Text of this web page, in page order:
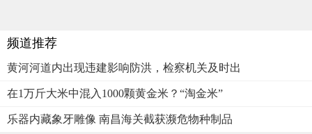
频道推荐
黄河河道内出现违建影响防洪，检察机关及时出
在1万斤大米中混入1000颗黄金米？“淘金米”
乐器内藏象牙雕像 南昌海关截获濒危物种制品